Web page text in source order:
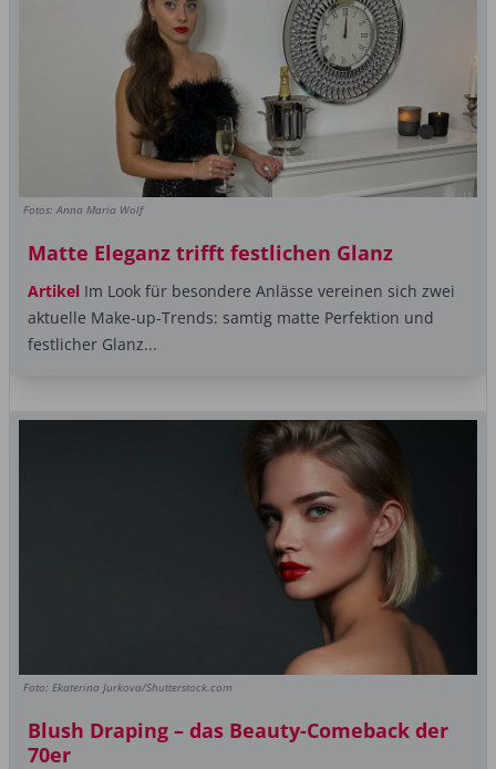
Fotos: Anna Maria Wolf
Matte Eleganz trifft festlichen Glanz
Artikel Im Look für besondere Anlässe vereinen sich zwei
aktuelle Make-up-Trends: samtig matte Perfektion und
festlicher Glanz...
Foto: Ekaterina Jurkova/Shutterstock.com
Blush Draping – das Beauty-Comeback der
70er